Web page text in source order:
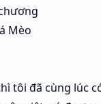
Mèo
tôi đã cùng lúc